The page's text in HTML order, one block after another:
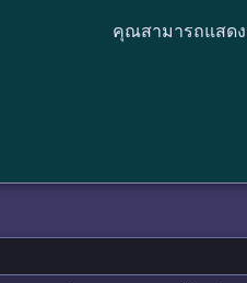
คุณสามารถแสดง